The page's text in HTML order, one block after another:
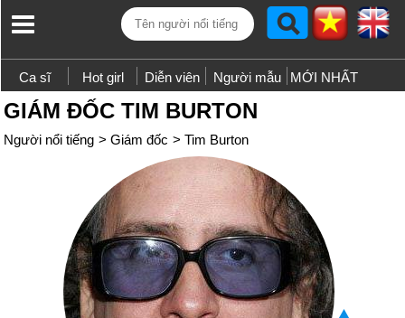
Ca sĩ Hot girl Diễn viên Người mẫu MỚI NHẤT
GIÁM ĐỐC TIM BURTON
Người nổi tiếng > Giám đốc > Tim Burton